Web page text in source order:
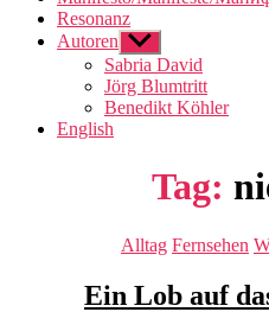
Resonanz
Autoren Show
sub
menu
Sabria David
Jörg Blumtritt
Benedikt Köhler
English
Tag:
Alltag Fernsehen
Ein Lob auf